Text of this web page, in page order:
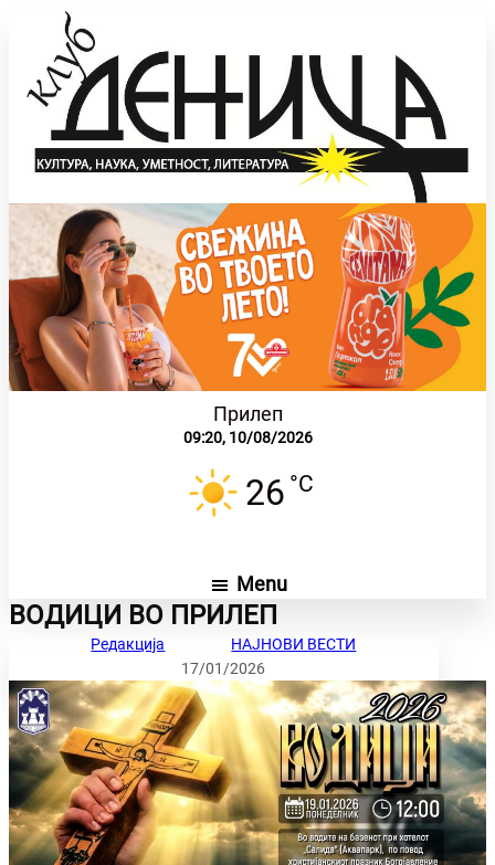
Прилеп
09:20, 10/08/2026
26 °C
Menu
ВОДИЦИ ВО ПРИЛЕП
Редакција
НАЈНОВИ ВЕСТИ
17/01/2026